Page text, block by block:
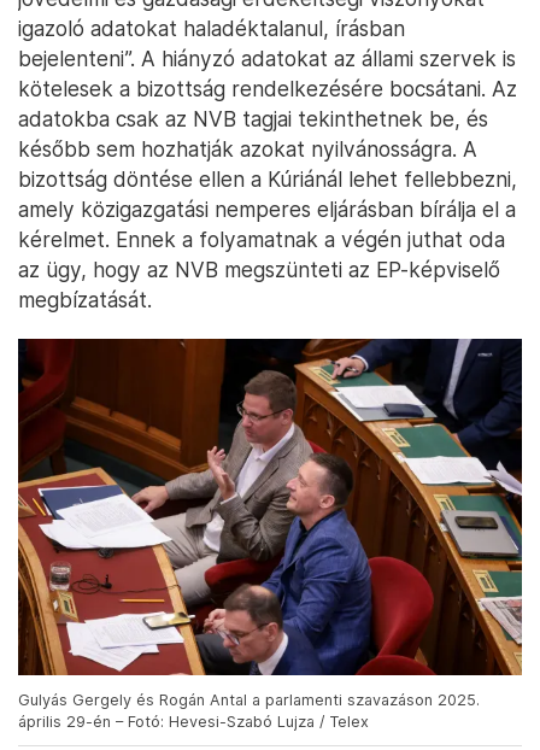
igazoló adatokat haladéktalanul, írásban
bejelenteni”. A hiányzó adatokat az állami szervek is
kötelesek a bizottság rendelkezésére bocsátani. Az
adatokba csak az NVB tagjai tekinthetnek be, és
később sem hozhatják azokat nyilvánosságra. A
bizottság döntése ellen a Kúriánál lehet fellebbezni,
amely közigazgatási nemperes eljárásban bírálja el a
kérelmet. Ennek a folyamatnak a végén juthat oda
az ügy, hogy az NVB megszünteti az EP-képviselő
megbízatását.
Gulyás Gergely és Rogán Antal a parlamenti szavazáson 2025.
április 29-én – Fotó: Hevesi-Szabó Lujza / Telex